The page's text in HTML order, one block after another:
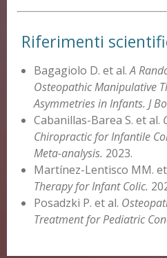
Riferimenti
Bagagiolo D. et al. A
Osteopathic Manipulative
Asymmetries in Infants. J
Cabanillas-Barea S. et al.
Chiropractic for Infantile
Meta-analysis. 2023.
Martínez-Lentisco MM.
Therapy for Infant Colic.
Posadzki P. et al.
Treatment for Pediatric